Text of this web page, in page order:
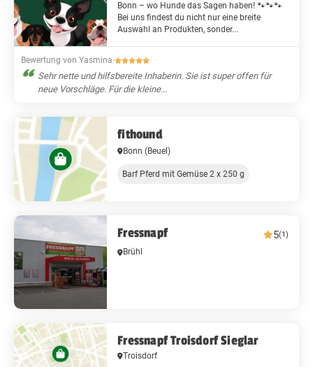
Bonn – wo Hunde das Sagen haben! 🐾🐾🐾
Bei uns findest du nicht nur eine breite
Auswahl an Produkten, sonder...
Bewertung von Yasmina·
Sehr nette und hilfsbereite Inhaberin. Sie ist super offen für
neue Vorschläge. Für die kleine...
fithound
Bonn(Beuel)
Barf Pferd mit Gemüse 2 x 250 g
Fressnapf 5(1)
Brühl
Fressnapf Troisdorf Sieglar
Troisdorf